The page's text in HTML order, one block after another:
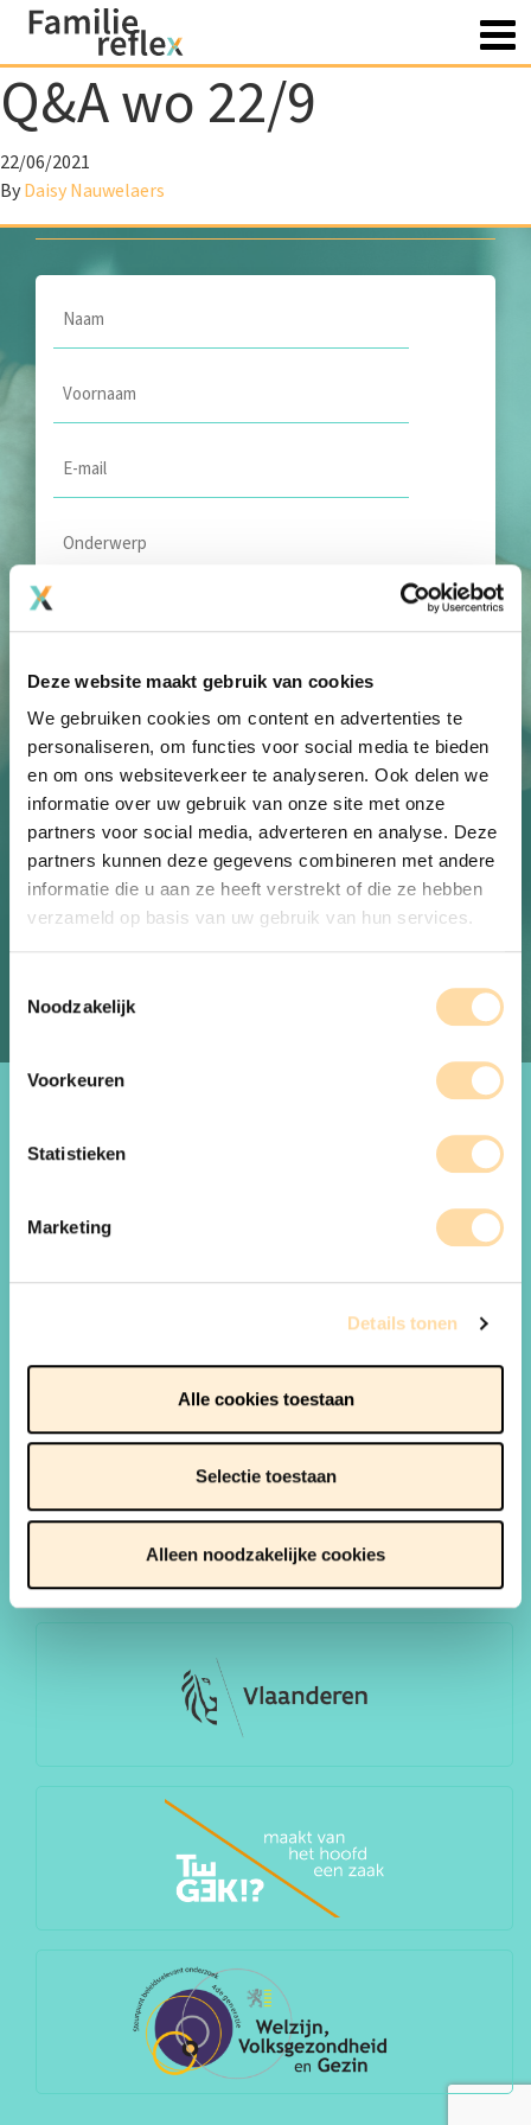
Deze website maakt gebruik van cookies
We gebruiken cookies om content en advertenties te
personaliseren, om functies voor social media te bieden
en om ons websiteverkeer te analyseren. Ook delen we
informatie over uw gebruik van onze site met onze
partners voor social media, adverteren en analyse. Deze
partners kunnen deze gegevens combineren met andere
informatie die u aan ze heeft verstrekt of die ze hebben
verzameld op basis van uw gebruik van hun services.
Noodzakelijk
Voorkeuren
Statistieken
Marketing
Details tonen
Alle cookies toestaan
Selectie toestaan
Alleen noodzakelijke cookies
Q&A wo 22/9
22/06/2021
ByDaisy Nauwelaers
Heb je vragen? Contacteer
ons
Naam
Voornaam
Email
Onderwerp
CAPTCHA
DOE DE FAMILIEREFLEX
CONTACT